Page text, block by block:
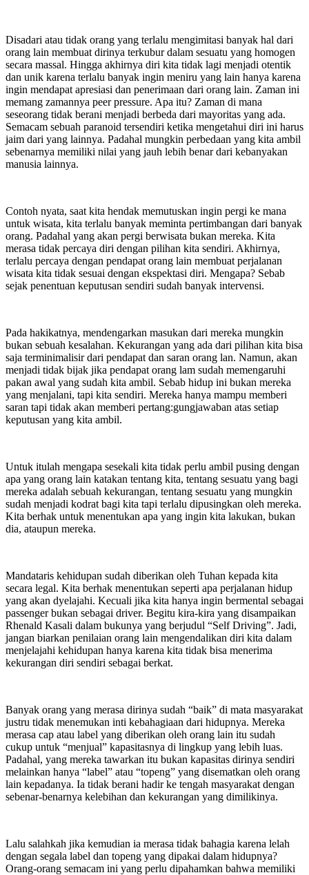
Disadari atau tidak orang yang terlalu mengimitasi banyak hal dari
orang lain membuat dirinya terkubur dalam sesuatu yang homogen
secara massal. Hingga akhirnya diri kita tidak lagi menjadi otentik
dan unik karena terlalu banyak ingin meniru yang lain hanya karena
ingin mendapat apresiasi dan penerimaan dari orang lain. Zaman ini
memang zamannya peer pressure. Apa itu? Zaman di mana
seseorang tidak berani menjadi berbeda dari mayoritas yang ada.
Semacam sebuah paranoid tersendiri ketika mengetahui diri ini harus
jaim dari yang lainnya. Padahal mungkin perbedaan yang kita ambil
sebenarnya memiliki nilai yang jauh lebih benar dari kebanyakan
manusia lainnya.
Contoh nyata, saat kita hendak memutuskan ingin pergi ke mana
untuk wisata, kita terlalu banyak meminta pertimbangan dari banyak
orang. Padahal yang akan pergi berwisata bukan mereka. Kita
merasa tidak percaya diri dengan pilihan kita sendiri. Akhirnya,
terlalu percaya dengan pendapat orang lain membuat perjalanan
wisata kita tidak sesuai dengan ekspektasi diri. Mengapa? Sebab
sejak penentuan keputusan sendiri sudah banyak intervensi.
Pada hakikatnya, mendengarkan masukan dari mereka mungkin
bukan sebuah kesalahan. Kekurangan yang ada dari pilihan kita bisa
saja terminimalisir dari pendapat dan saran orang lan. Namun, akan
menjadi tidak bijak jika pendapat orang lam sudah memengaruhi
pakan awal yang sudah kita ambil. Sebab hidup ini bukan mereka
yang menjalani, tapi kita sendiri. Mereka hanya mampu memberi
saran tapi tidak akan memberi pertang:gungjawaban atas setiap
keputusan yang kita ambil.
Untuk itulah mengapa sesekali kita tidak perlu ambil pusing dengan
apa yang orang lain katakan tentang kita, tentang sesuatu yang bagi
mereka adalah sebuah kekurangan, tentang sesuatu yang mungkin
sudah menjadi kodrat bagi kita tapi terlalu dipusingkan oleh mereka.
Kita berhak untuk menentukan apa yang ingin kita lakukan, bukan
dia, ataupun mereka.
Mandataris kehidupan sudah diberikan oleh Tuhan kepada kita
secara legal. Kita berhak menentukan seperti apa perjalanan hidup
yang akan dyelajahi. Kecuali jika kita hanya ingin bermental sebagai
passenger bukan sebagai driver. Begitu kira-kira yang disampaikan
Rhenald Kasali dalam bukunya yang berjudul “Self Driving”. Jadi,
jangan biarkan penilaian orang lain mengendalikan diri kita dalam
menjelajahi kehidupan hanya karena kita tidak bisa menerima
kekurangan diri sendiri sebagai berkat.
Banyak orang yang merasa dirinya sudah “baik” di mata masyarakat
justru tidak menemukan inti kebahagiaan dari hidupnya. Mereka
merasa cap atau label yang diberikan oleh orang lain itu sudah
cukup untuk “menjual” kapasitasnya di lingkup yang lebih luas.
Padahal, yang mereka tawarkan itu bukan kapasitas dirinya sendiri
melainkan hanya “label” atau “topeng” yang disematkan oleh orang
lain kepadanya. Ia tidak berani hadir ke tengah masyarakat dengan
sebenar-benarnya kelebihan dan kekurangan yang dimilikinya.
Lalu salahkah jika kemudian ia merasa tidak bahagia karena lelah
dengan segala label dan topeng yang dipakai dalam hidupnya?
Orang-orang semacam ini yang perlu dipahamkan bahwa memiliki